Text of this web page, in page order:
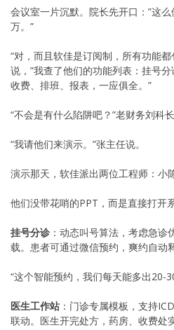
会议室一片沉默。院长先开口：”这
万。”
“对，而且软佳是订阅制，所有功能
说，”我查了他们的功能列表：挂号分
收费、排班、报表，一应俱全。”
“不会是有什么陷阱吧？”老财务刘科长
“我请他们来演示。”张主任说。
演示那天，软佳派出两位工程师：小
他们没带花哨的PPT，而是直接打开
挂号分诊 ：动态叫号算法，考虑急诊
载。患者可通过微信预约，爽约自动
“这个智能预约，我们每天能多出20-
医生工作站 ：门诊专属模板，支持
联动。医生开完处方，药房、收费处